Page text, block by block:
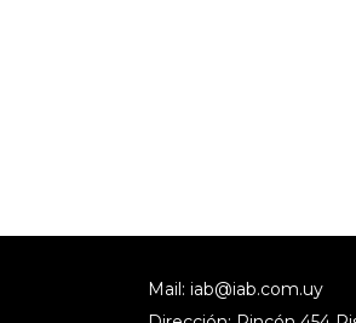
Mail: iab@iab.com.uy